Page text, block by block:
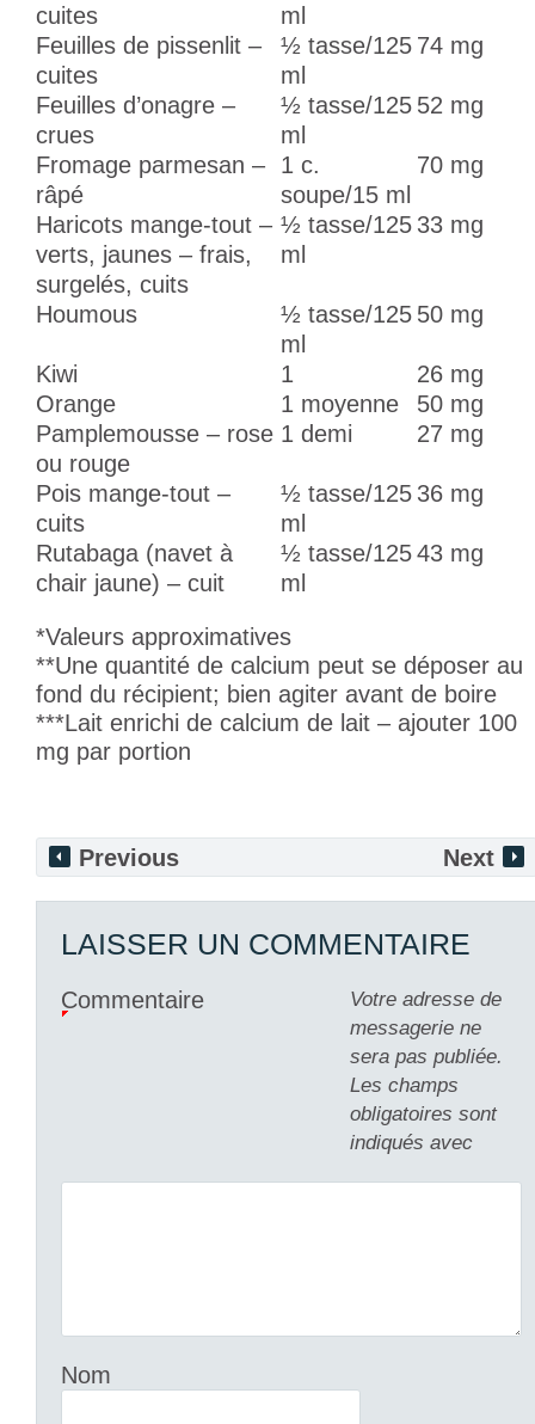
cuites
ml
Feuilles de pissenlit –
cuites
½ tasse/125
ml
74 mg
Feuilles d’onagre –
crues
½ tasse/125
ml
52 mg
Fromage parmesan –
râpé
1 c.
soupe/15 ml
70 mg
Haricots mange-tout –
verts, jaunes – frais,
surgelés, cuits
½ tasse/125
ml
33 mg
Houmous
½ tasse/125
ml
50 mg
Kiwi 1
26 mg
Orange
1 moyenne
50 mg
Pamplemousse – rose
ou rouge
1 demi 27 mg
Pois mange-tout –
cuits
½ tasse/125
ml
36 mg
Rutabaga (navet à
chair jaune) – cuit
½ tasse/125
ml
43 mg
*Valeurs approximatives
**Une quantité de calcium peut se déposer au
fond du récipient; bien agiter avant de boire
***Lait enrichi de calcium de lait – ajouter 100
mg par portion
Previous Next
LAISSER UN COMMENTAIRE
Votre adresse de
messagerie ne
sera pas publiée.
Les champs
obligatoires sont
indiqués avec
Commentaire
Nom